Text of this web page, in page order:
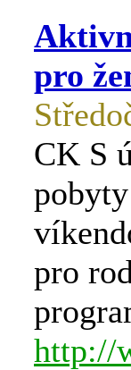
pro
CK S
pro
http://